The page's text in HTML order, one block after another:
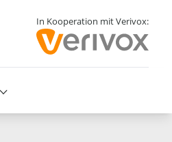
In Kooperation mit Verivox: